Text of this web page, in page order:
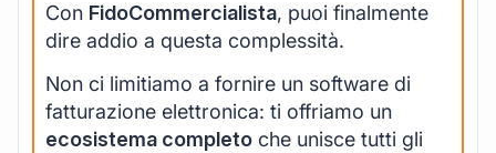
Con FidoCommercialista, puoi finalmente
dire addio a questa complessità.
Non ci limitiamo a fornire un software di
fatturazione elettronica: ti offriamo un
ecosistema completo che unisce tutti gli